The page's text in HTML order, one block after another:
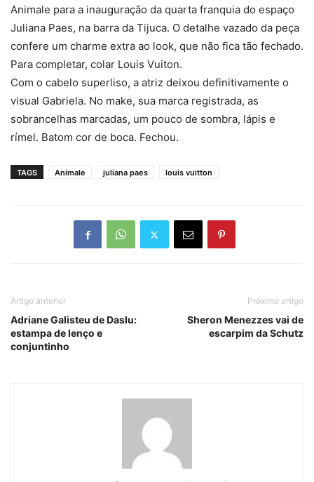
Animale para a inauguração da quarta franquia do espaço
Juliana Paes, na barra da Tijuca. O detalhe vazado da peça
confere um charme extra ao look, que não fica tão fechado.
Para completar, colar Louis Vuiton.
Com o cabelo superliso, a atriz deixou definitivamente o
visual Gabriela. No make, sua marca registrada, as
sobrancelhas marcadas, um pouco de sombra, lápis e
rímel. Batom cor de boca. Fechou.
TAGS Animale juliana paes louis vuitton
Artigo anterior
Adriane Galisteu de Daslu:
estampa de lenço e
conjuntinho
Próximo artigo
Sheron Menezzes vai de
escarpim da Schutz